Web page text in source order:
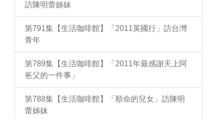
訪陳明蕾姊妹
第791集【生活咖啡館】「2011英國行」訪台灣
青年
第789集【生活咖啡館】「2011年最感謝天上阿
爸父的一件事」
第788集【生活咖啡館】「順命的兒女」訪陳明
蕾姊妹